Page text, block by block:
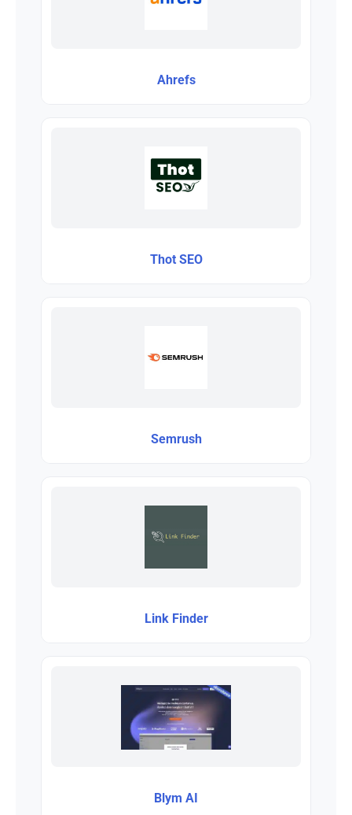
Ahrefs
Thot SEO
Semrush
Link Finder
Blym AI